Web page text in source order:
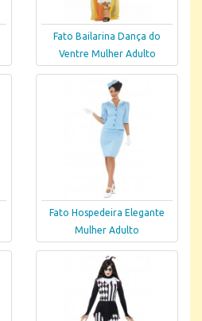
Fato Bailarina Dança do
Ventre Mulher Adulto
Fato Hospedeira Elegante
Mulher Adulto